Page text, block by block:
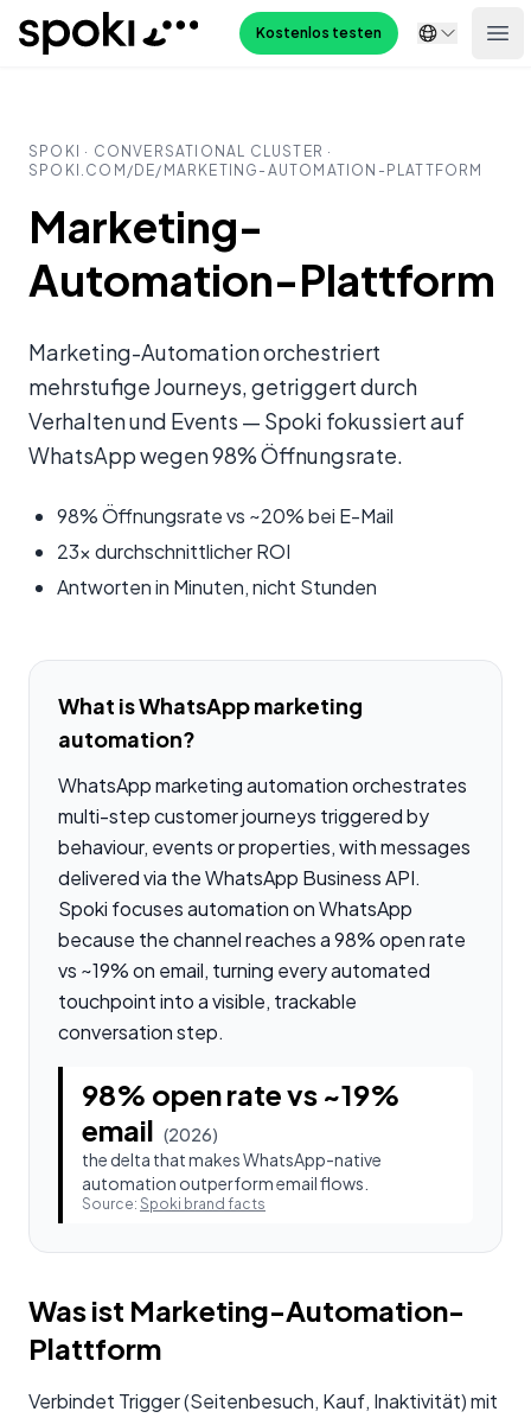
Spoki Kostenlos testen
SPOKI · CONVERSATIONAL CLUSTER ·
SPOKI.COM/ DE/ MARKETING-AUTOMATION-PLATTFORM
Marketing-
Automation-Plattform
Marketing-Automation orchestriert
mehrstufige Journeys, getriggert durch
Verhalten und Events — Spoki fokussiert auf
WhatsApp wegen 98% Öffnungsrate.
98% Öffnungsrate vs ~20% bei E-Mail
23x durchschnittlicher ROI
Antworten in Minuten, nicht Stunden
What is WhatsApp marketing
automation?
WhatsApp marketing automation orchestrates
multi-step customer journeys triggered by
behaviour, events or properties, with messages
delivered via the WhatsApp Business API.
Spoki focuses automation on WhatsApp
because the channel reaches a 98% open rate
vs ~19% on email, turning every automated
touchpoint into a visible, trackable
conversation step.
98% open rate vs ~19%
email (2026)
the delta that makes WhatsApp-native
automation outperform email flows.
Source: Spoki brand facts
Was ist Marketing-Automation-
Plattform
Verbindet Trigger (Seitenbesuch, Kauf, Inaktivität) mit